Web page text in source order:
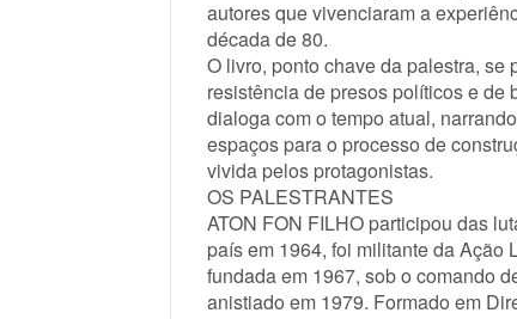
autores que vivenciaram a
década de 80.
O livro, ponto chave da palestra, se
resistência de presos políticos e
dialoga com o tempo atual,
espaços para o processo de
vivida pelos protagonistas.
OS PALESTRANTES
ATON FON FILHO participou das
país em 1964, foi militante da
fundada em 1967, sob o comando
anistiado em 1979. Formado em